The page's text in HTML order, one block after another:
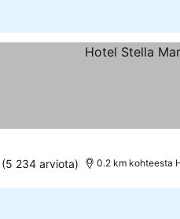
(5 234 arviota) 0.2 km kohteesta